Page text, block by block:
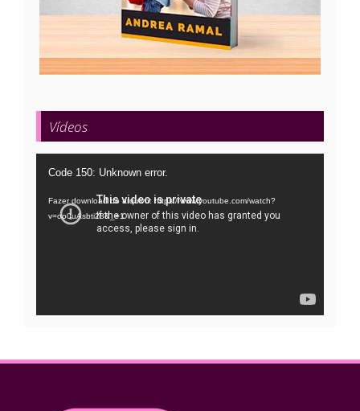
Vídeos
Tocador
vídeo
Code 150: Unknown error.
Fazer download do arquivo: https://www.youtube.com/watch?
v=oo0uAsbti28&_=1